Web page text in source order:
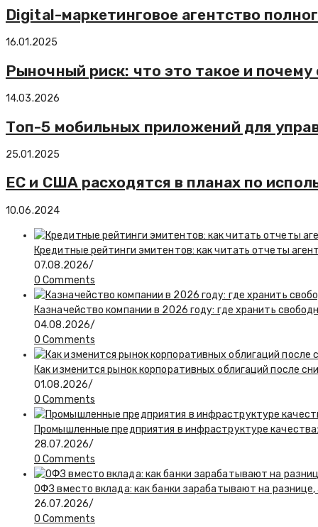
Digital-маркетинговое агентство
16.01.2025
Рыночный риск: что это такое и почему
14.03.2026
Топ-5 мобильных приложений для
25.01.2025
ЕС и США расходятся в планах по
10.06.2024
Кредитные рейтинги эмитентов: как читать отчеты
07.08.2026/
0 Comments
Казначейство компании в 2026 году: где хранить
04.08.2026/
0 Comments
Как изменится рынок корпоративных облигаций после
01.08.2026/
0 Comments
Промышленные предприятия в инфраструктуре
28.07.2026/
0 Comments
ОФЗ вместо вклада: как банки зарабатывают на
26.07.2026/
0 Comments